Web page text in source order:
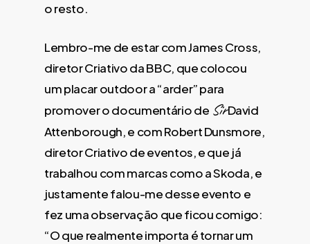
o resto.
Lembro-me de estar com James Cross,
diretor Criativo da BBC, que colocou
um placar outdoor a “arder” para
promover o documentário de SirDavid
Attenborough, e com Robert Dunsmore,
diretor Criativo de eventos, e que já
trabalhou com marcas como a Skoda, e
justamente falou-me desse evento e
fez uma observação que ficou comigo:
“O que realmente importa é tornar um